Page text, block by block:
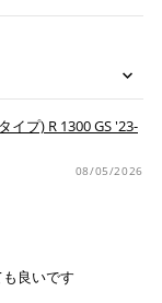
用には、事前
一括払い・リ
定めによります
すので、納期が
る場合もござい
以上の場合
イプ) R 1300 GS '23-
08/05/2026
良いです